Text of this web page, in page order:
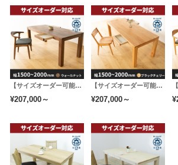
角の面取り加工
木材を並べて圧力をかけて横継
の木材との間に微妙な高さのズ
それをワイドサンダーという大
り、平坦な面に加工します。
また表面を削ることで余分な接
ペーパー（ヤスリ）の番手は60
【サイズオーダー可能】 風雅／FUUGA 天然木・無垢ダイニングテーブル（ウォールナット・ウォルナット）
¥207,000～
【サイズオーダー可能】 風雅／FUUGA 天然木・無垢ダイニングテーブル（ブラックチェリー）
¥207,000～